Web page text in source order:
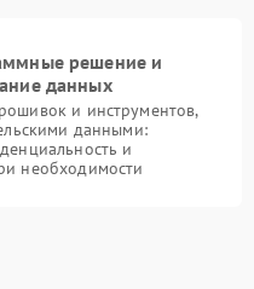
решение и
данных
и инструментов,
данными:
и
необходимости